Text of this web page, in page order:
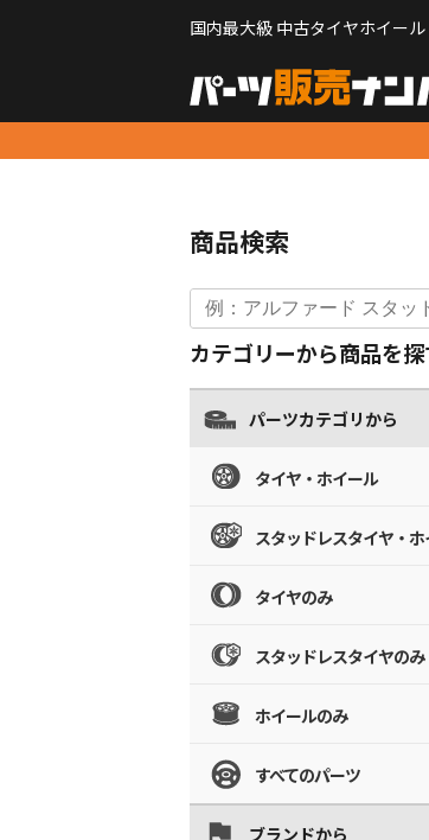
国内最大級 中古タイヤホイー
商品検索
カテゴリーから商品を探
パーツカテゴリから
タイヤ・ホイール
スタッドレスタイヤ・
タイヤのみ
スタッドレスタイヤのみ
ホイールのみ
すべてのパーツ
ブランドから